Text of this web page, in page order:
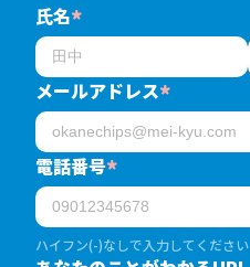
氏名*
メールアドレス*
電話番号*
ハイフン(-)なしで入力してください